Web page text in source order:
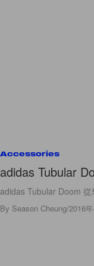
Accessories
adidas Tubular
adidas Tubular Doom
By Season Cheung/2016